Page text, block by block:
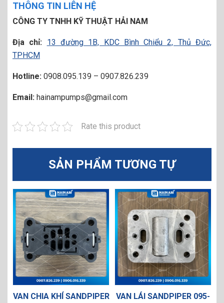
THÔNG TIN LIÊN HỆ
CÔNG TY TNHH KỸ THUẬT HẢI NAM
Địa chỉ: 13 đường 1B, KDC Bình Chiểu 2, Thủ Đức,
TPHCM
Hotline: 0908.095.139 – 0907.826.239
Email: hainampumps@gmail.com
Rate this product
SẢN PHẨM TƯƠNG TỰ
CHIA KHÍ SANDPIPER
VAN LÁI SANDPIPER 095-